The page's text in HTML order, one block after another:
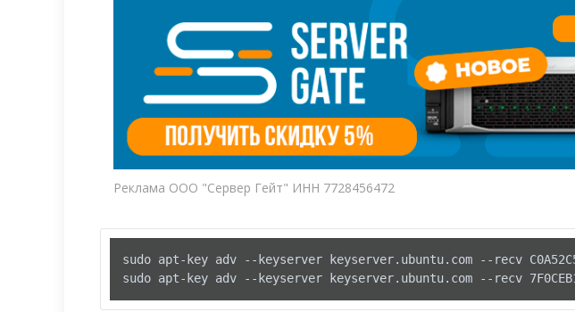
Реклама ООО "Сервер Гейт" ИНН 7728456472
sudo apt-key adv --keyserver keyserver.ubuntu.com --recv
sudo apt-key adv --keyserver keyserver.ubuntu.com --recv